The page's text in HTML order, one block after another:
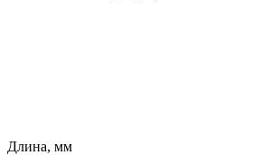
Длина, мм